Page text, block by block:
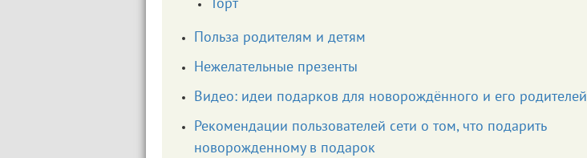
Торт
Польза родителям и детям
Нежелательные презенты
Видео: идеи подарков для новорождённого и его родителей
Рекомендации пользователей сети о том, что подарить
новорожденному в подарок